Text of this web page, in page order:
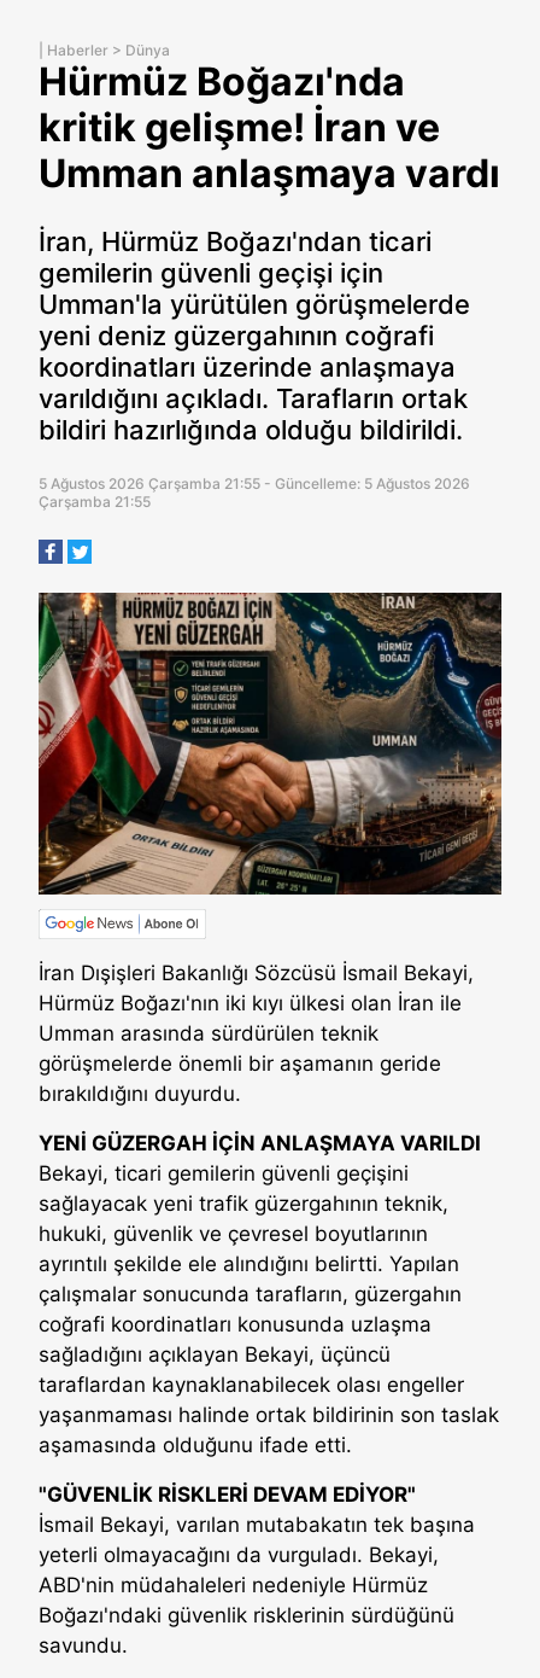
Haberler > Dünya
Hürmüz Boğazı'nda
kritik gelişme! İran ve
Umman anlaşmaya vardı
İran, Hürmüz Boğazı'ndan ticari
gemilerin güvenli geçişi için
Umman'la yürütülen görüşmelerde
yeni deniz güzergahının coğrafi
koordinatları üzerinde anlaşmaya
varıldığını açıkladı. Tarafların ortak
bildiri hazırlığında olduğu bildirildi.
5 Ağustos 2026 Çarşamba 21:55 - Güncelleme: 5 Ağustos 2026
Çarşamba 21:55
İran Dışişleri Bakanlığı Sözcüsü İsmail Bekayi,
Hürmüz Boğazı'nın iki kıyı ülkesi olan İran ile
Umman arasında sürdürülen teknik
görüşmelerde önemli bir aşamanın geride
bırakıldığını duyurdu.
YENİ GÜZERGAH İÇİN ANLAŞMAYA VARILDI
Bekayi, ticari gemilerin güvenli geçişini
sağlayacak yeni trafik güzergahının teknik,
hukuki, güvenlik ve çevresel boyutlarının
ayrıntılı şekilde ele alındığını belirtti. Yapılan
çalışmalar sonucunda tarafların, güzergahın
coğrafi koordinatları konusunda uzlaşma
sağladığını açıklayan Bekayi, üçüncü
taraflardan kaynaklanabilecek olası engeller
yaşanmaması halinde ortak bildirinin son taslak
aşamasında olduğunu ifade etti.
"GÜVENLİK RİSKLERİ DEVAM EDİYOR"
İsmail Bekayi, varılan mutabakatın tek başına
yeterli olmayacağını da vurguladı. Bekayi,
ABD'nin müdahaleleri nedeniyle Hürmüz
Boğazı'ndaki güvenlik risklerinin sürdüğünü
savundu.